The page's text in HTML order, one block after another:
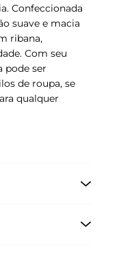
Confeccionada
suave e macia
ribana,
Com seu
pode ser
de roupa, se
qualquer